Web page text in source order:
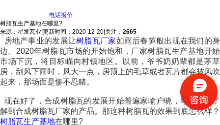
电话报价
树脂瓦生产基地在哪里?
来源：星发瓦业 更新时间：2020-12-20 关注： 2665
房地产事业的发展让树脂瓦厂家如雨后春笋般出现在我们的身
边。2020年树脂瓦市场的开始饱和，厂家树脂瓦生产基地开始
市场下沉，将目标瞄向村镇地区。以前，爷爷奶奶辈都是茅草
房，刮风下雨时，风大一点，房顶上的毛草或者瓦片都会被风吹
起来，那场面是惨不忍睹。
现在好了，合成树脂瓦的发展开始普遍家喻户晓，每个人都了
解到合成树脂瓦厂家的产品。那这种树脂瓦的效果到底怎么样？
树脂瓦生产基地在哪里?